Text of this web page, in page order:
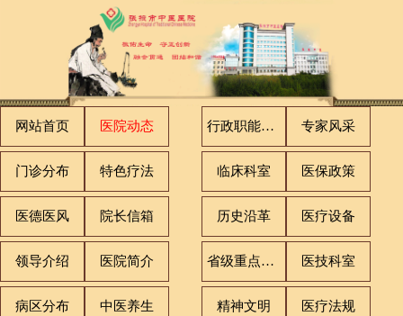
网站首页 医院动态 行政职能科室 专家风采
门诊分布 特色疗法 临床科室 医保政策
医德医风 院长信箱 历史沿革 医疗设备
领导介绍 医院简介 省级重点专科 医技科室
病区分布 中医养生 精神文明 医疗法规